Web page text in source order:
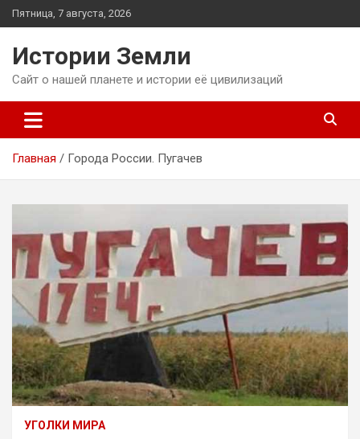
Перейти
к
Пятница, 7 августа, 2026
Истории Земли
Сайт о нашей планете и истории её цивилизаций
Главная Города России. Пугачев
УГОЛКИ МИРА